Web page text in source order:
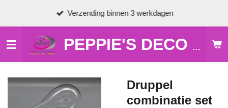
de
hoofdinhoud
PEPPIE'S DECO & HOBBY
Verzending binnen 3 werkdagen
Druppel
combinatie set